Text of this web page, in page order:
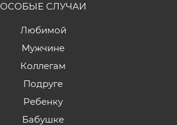
ОСОБЫЕ СЛУЧАИ
Любимой
Мужчине
Коллегам
Подруге
Ребенку
Бабушке